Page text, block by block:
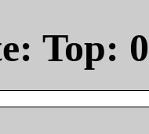
Top: 0